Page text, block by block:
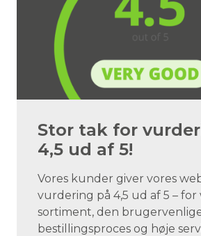
Stor tak for
4,5 ud af 5!
Vores kunder giver vores
vurdering på 4,5 ud af 5 – for
sortiment, den
bestillingsproces og høje